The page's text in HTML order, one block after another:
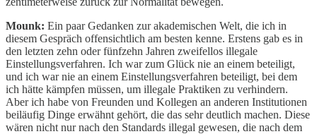
Mounk: Ein paar Gedanken zur akademischen Welt, die ich in
diesem Gespräch offensichtlich am besten kenne. Erstens gab es in
den letzten zehn oder fünfzehn Jahren zweifellos illegale
Einstellungsverfahren. Ich war zum Glück nie an einem beteiligt,
und ich war nie an einem Einstellungsverfahren beteiligt, bei dem
ich hätte kämpfen müssen, um illegale Praktiken zu verhindern.
Aber ich habe von Freunden und Kollegen an anderen Institutionen
beiläufig Dinge erwähnt gehört, die das sehr deutlich machen. Diese
wären nicht nur nach den Standards illegal gewesen, die nach dem